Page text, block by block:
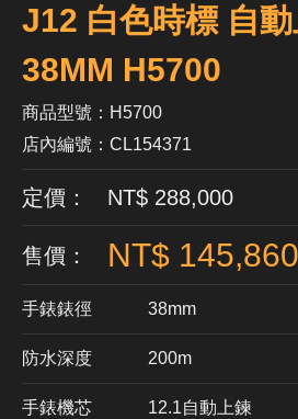
J12 白色時標 自
38MM H5700
商品型號：H5700
店內編號：CL154371
定價： NT$ 288,000
售價： NT$ 145,860
手錶錶徑 38mm
防水深度 200m
手錶機芯 ​12.1自動上鍊